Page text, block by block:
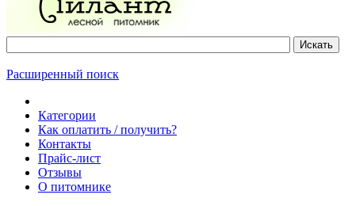
Расширенный поиск
Категории
Как оплатить / получить?
Контакты
Прайс-лист
Отзывы
О питомнике